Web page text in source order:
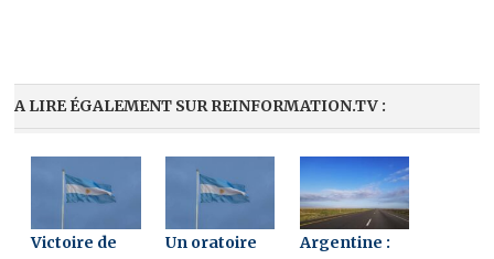
A LIRE ÉGALEMENT SUR REINFORMATION.TV :
Victoire de
Un oratoire
Argentine :